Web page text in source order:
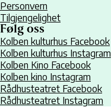
Personvern
Tilgjengelighet
Følg oss
Kolben kulturhus Facebook
Kolben kulturhus Instagram
Kolben Kino Facebook
Kolben kino Instagram
Rådhusteatret Facebook
Rådhusteatret Instagram